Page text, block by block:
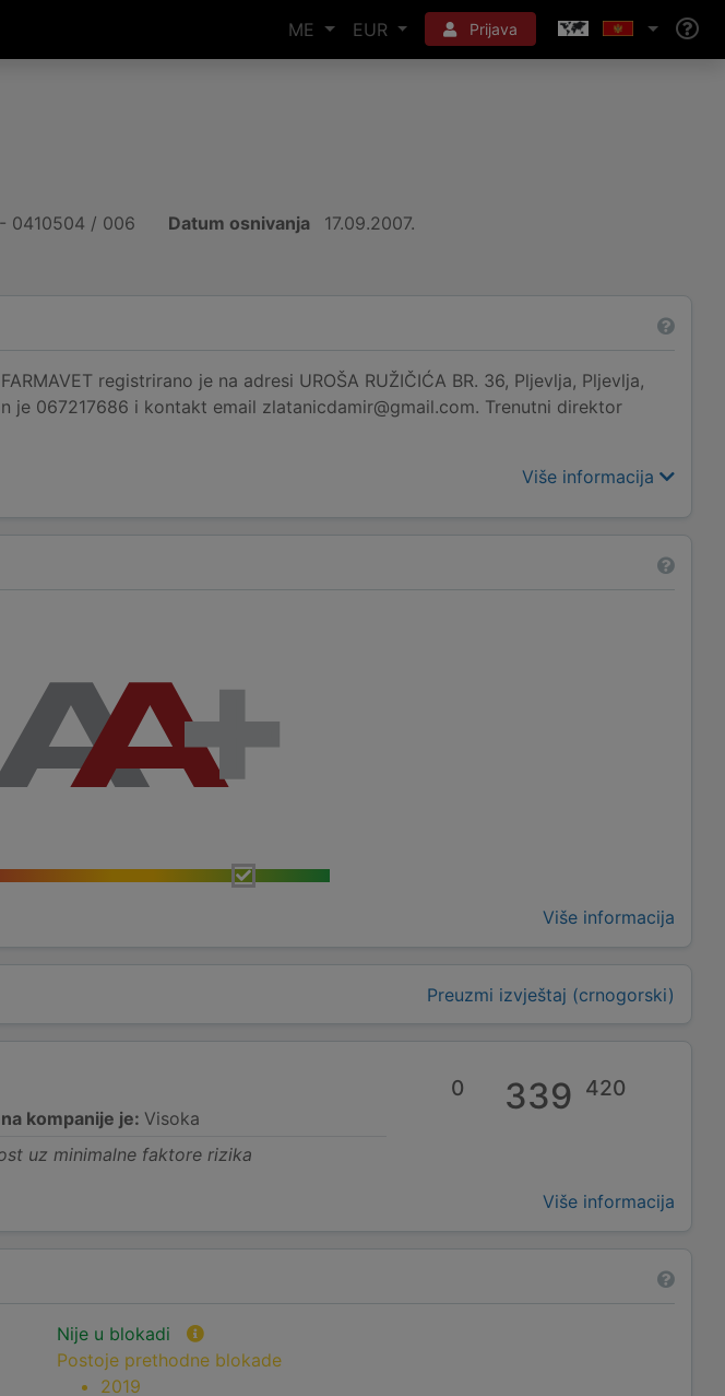
ME EUR Prijava
0410504 / 006 Datum osnivanja 17.09.2007.
registrirano je na adresi UROŠA RUŽIČIĆA BR. 36, Pljevlja, Pljevlja,
je 067217686 i kontakt email zlatanicdamir@gmail.com. Trenutni direktor
Više informacija
Više informacija
Preuzmi izvještaj (crnogorski)
kompanije je: Visoka
uz minimalne faktore rizika
0 339 420
Više informacija
Nije u blokadi
Postoje prethodne blokade
2019